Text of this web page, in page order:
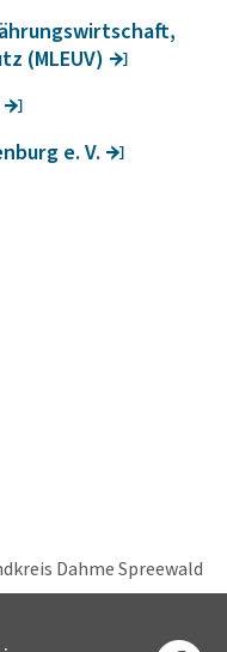
(MLEUV)
e. V.
Dahme Spreewald